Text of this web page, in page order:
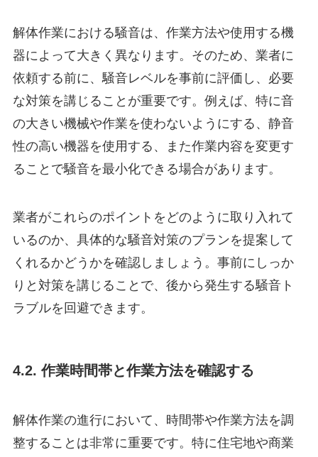
解体作業における騒音は、作業方法や使用する機
器によって大きく異なります。そのため、業者に
依頼する前に、騒音レベルを事前に評価し、必要
な対策を講じることが重要です。例えば、特に音
の大きい機械や作業を使わないようにする、静音
性の高い機器を使用する、また作業内容を変更す
ることで騒音を最小化できる場合があります。
業者がこれらのポイントをどのように取り入れて
いるのか、具体的な騒音対策のプランを提案して
くれるかどうかを確認しましょう。事前にしっか
りと対策を講じることで、後から発生する騒音ト
ラブルを回避できます。
4.2. 作業時間帯と作業方法を確認する
解体作業の進行において、時間帯や作業方法を調
整することは非常に重要です。特に住宅地や商業